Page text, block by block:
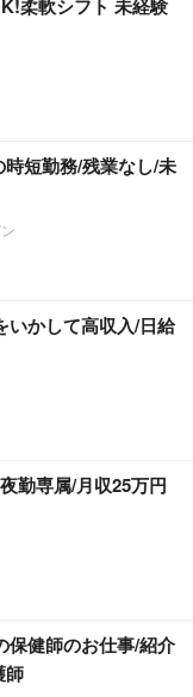
柔軟シフト 未経験
短勤務/残業なし/未
いかして高収入/日給
勤専属/月収25万円
保健師のお仕事/紹介
師